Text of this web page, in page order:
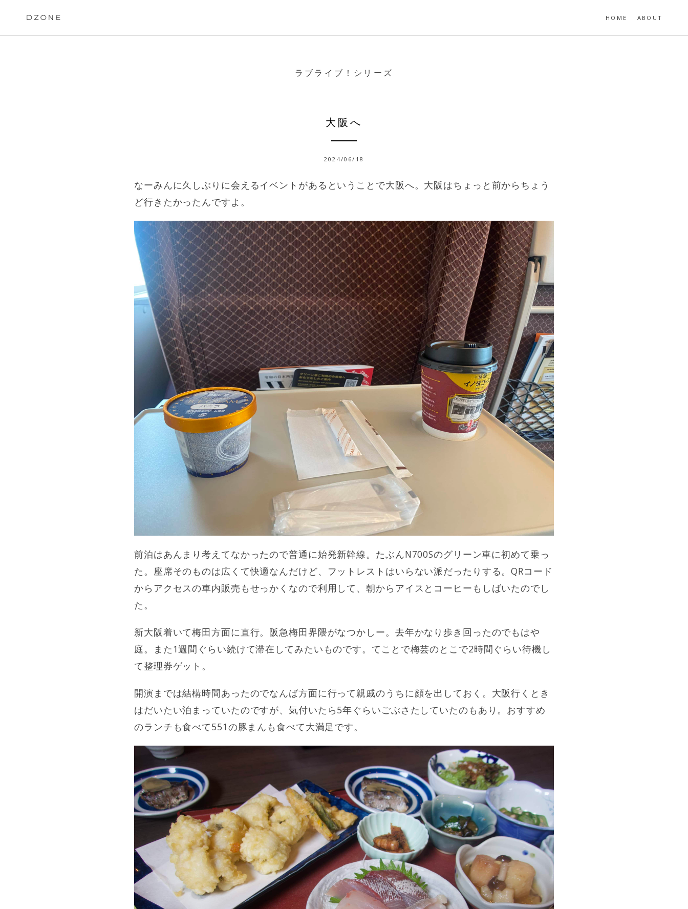
DZONE HOME ABOUT
ラブライブ！シリーズ
大阪へ
2024/06/18
なーみんに久しぶりに会えるイベントがあるということで大阪へ。大阪はちょっと前からちょう
ど行きたかったんですよ。
前泊はあんまり考えてなかったので普通に始発新幹線。たぶんN700Sのグリーン車に初めて乗っ
た。座席そのものは広くて快適なんだけど、フットレストはいらない派だったりする。QRコード
からアクセスの車内販売もせっかくなので利用して、朝からアイスとコーヒーもしばいたのでし
た。
新大阪着いて梅田方面に直行。阪急梅田界隈がなつかしー。去年かなり歩き回ったのでもはや
庭。また1週間ぐらい続けて滞在してみたいものです。てことで梅芸のとこで2時間ぐらい待機し
て整理券ゲット。
開演までは結構時間あったのでなんば方面に行って親戚のうちに顔を出しておく。大阪行くとき
はだいたい泊まっていたのですが、気付いたら5年ぐらいごぶさたしていたのもあり。おすすめ
のランチも食べて551の豚まんも食べて大満足です。